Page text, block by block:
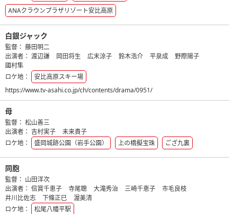
ANAクラウンプラザリゾート安比高原
白銀ジャック
監督： 藤田明二
出演者： 渡辺謙 岡田将生 広末涼子 鈴木浩介 平泉成
野際陽子
國村隼
ロケ地：
安比高原スキー場
https://www.tv-asahi.co.jp/ch/contents/drama/0951/
母
監督： 松山善三
出演者： 吉村実子
未来貴子
ロケ地：
盛岡城跡公園（岩手公園） 上の橋擬宝珠 ござ九裏
同胞
監督： 山田洋次
出演者： 倍賞千恵子 寺尾聰 大滝秀治 三崎千恵子
市毛良枝
井川比佐志
下條正巳
渥美清
ロケ地：
松尾八幡平駅